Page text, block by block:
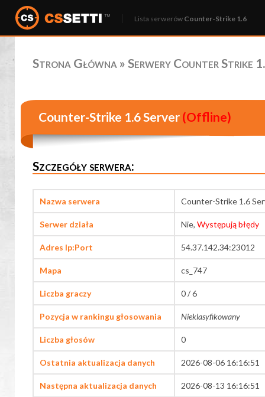
Lista serwerów Counter-Strike 1.6
Strona Główna » Serwery Counter Strike
Counter-Strike 1.6 Server (Offline)
Szczegóły serwera:
Nazwa serwera Counter-Strike 1.6
Serwer działa Nie, Występują błędy
Adres Ip:Port 54.37.142.34:23012
Mapa cs_747
Liczba graczy 0 / 6
Pozycja w rankingu głosowania Nieklasyfikowany
Liczba głosów 0
Ostatnia aktualizacja danych 2026-08-06 16:16:51
Następna aktualizacja danych 2026-08-13 16:16:51